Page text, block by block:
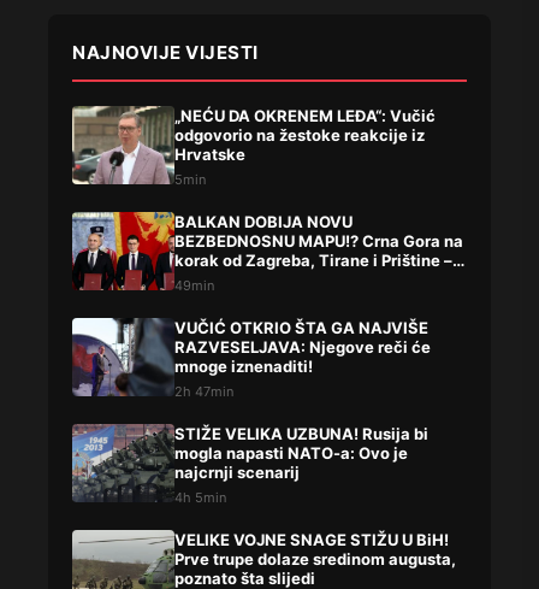
NAJNOVIJE VIJESTI
„NEĆU DA OKRENEM LEĐA“: Vučić
odgovorio na žestoke reakcije iz
Hrvatske
5min
BALKAN DOBIJA NOVU
BEZBEDNOSNU MAPU!? Crna Gora na
korak od Zagreba, Tirane i Prištine –
detalji koji su podigli prašinu
49min
VUČIĆ OTKRIO ŠTA GA NAJVIŠE
RAZVESELJAVA: Njegove reči će
mnoge iznenaditi!
2h 47min
STIŽE VELIKA UZBUNA! Rusija bi
mogla napasti NATO-a: Ovo je
najcrnji scenarij
4h 5min
VELIKE VOJNE SNAGE STIŽU U BiH!
Prve trupe dolaze sredinom augusta,
poznato šta slijedi